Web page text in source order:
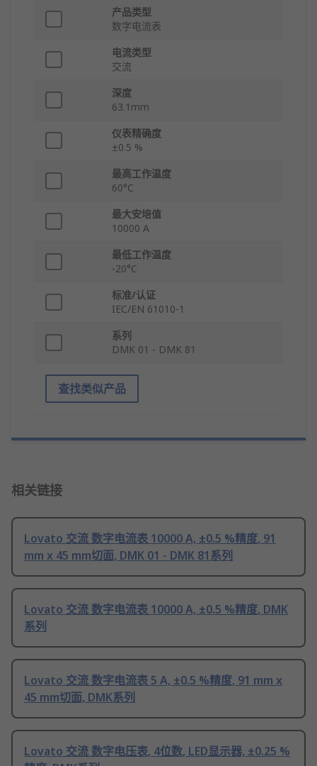
产品类型
数字电流表
电流类型
交流
深度
63.1mm
仪表精确度
±0.5 %
最高工作温度
60°C
最大安培值
10000 A
最低工作温度
-20°C
标准/认证
IEC/EN 61010-1
系列
DMK 01 - DMK 81
查找类似产品
相关链接
Lovato 交流 数字电流表 10000 A, ±0.5 %精度, 91
mm x 45 mm切面, DMK 01 - DMK 81系列
Lovato 交流 数字电流表 10000 A, ±0.5 %精度, DMK
系列
Lovato 交流 数字电流表 5 A, ±0.5 %精度, 91 mm x
45 mm切面, DMK系列
Lovato 交流 数字电压表, 4位数, LED显示器, ±0.25 %